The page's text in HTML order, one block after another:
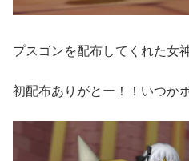
プスゴンを配布してくれた女
初配布ありがとー！！いつか